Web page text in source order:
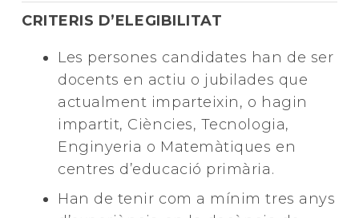
CRITERIS D’ELEGIBILITAT
Les persones candidates han de ser
docents en actiu o jubilades que
actualment imparteixin, o hagin
impartit, Ciències, Tecnologia,
Enginyeria o Matemàtiques en
centres d’educació primària.
Han de tenir com a mínim tres anys